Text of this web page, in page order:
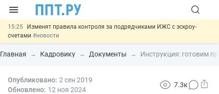
15:25
Изменят правила контроля за подрядчиками ИЖС с эскроу-
счетами #новости
14:44 Минцифры предлагает запретить рассылку смс детям#новости
13:16 Могут разрешить использование персональных данных россиян
для обучения ИИ #новости
Главная Кадровику Документы Инструкция: готовим
Опубликовано: 2 сен 2019
Обновлено: 12 ноя 2024
7.3к